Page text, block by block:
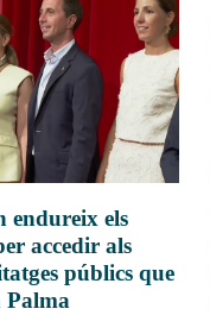
endureix els
accedir als
públics que
Palma